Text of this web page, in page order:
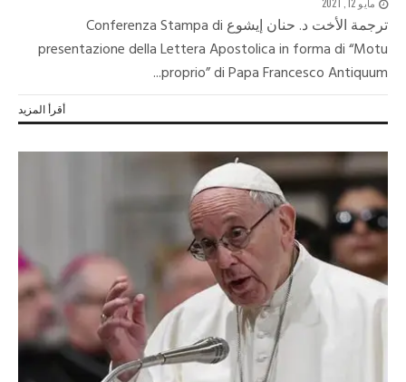
ترجمة الأخت د. حنان إيشوع Conferenza Stampa di
presentazione della Lettera Apostolica in forma di “Motu
proprio” di Papa Francesco Antiquum...
أقرأ المزيد